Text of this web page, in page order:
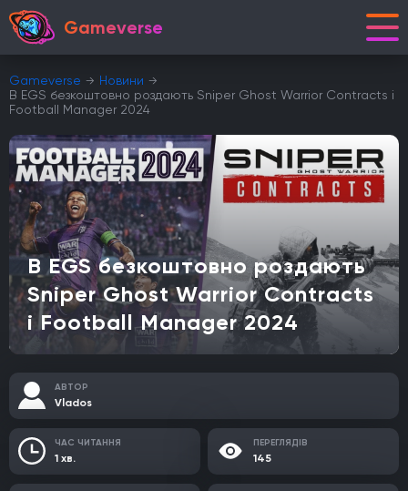
Gameverse
Gameverse
Новини
В EGS безкоштовно роздають Sniper Ghost Warrior Contracts і
Football Manager 2024
В EGS безкоштовно роздають
Sniper Ghost Warrior Contracts
і Football Manager 2024
АВТОР
Vlados
ЧАС ЧИТАННЯ
1 хв.
ПЕРЕГЛЯДІВ
145